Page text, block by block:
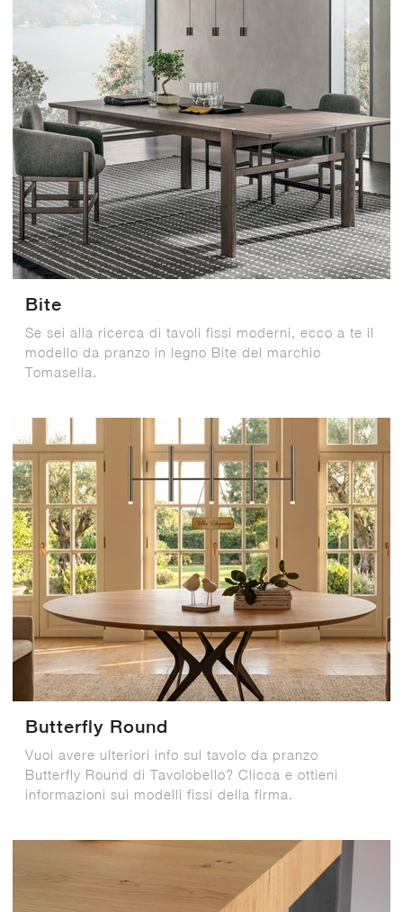
Bite
Se sei alla ricerca di tavoli fissi moderni, ecco a te il
modello da pranzo in legno Bite del marchio
Tomasella.
Butterfly Round
Vuoi avere ulteriori info sul tavolo da pranzo
Butterfly Round di Tavolobello? Clicca e ottieni
informazioni sui modelli fissi della firma.